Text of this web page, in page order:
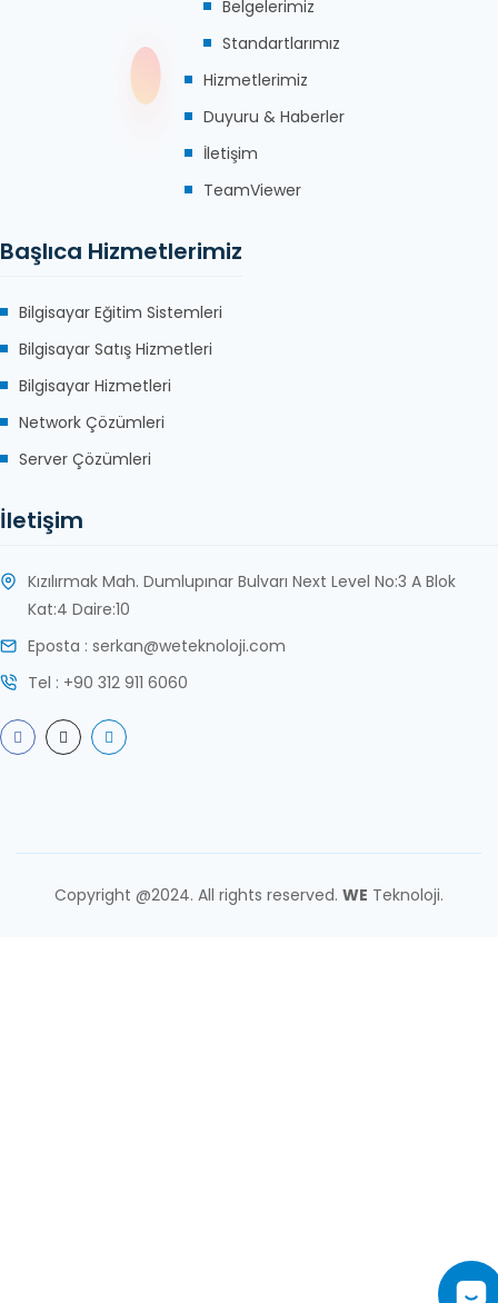
Belgelerimiz
Standartlarımız
Hizmetlerimiz
Duyuru & Haberler
İletişim
TeamViewer
Başlıca Hizmetlerimiz
Bilgisayar Eğitim Sistemleri
Bilgisayar Satış Hizmetleri
Bilgisayar Hizmetleri
Network Çözümleri
Server Çözümleri
İletişim
Kızılırmak Mah. Dumlupınar Bulvarı Next Level No:3 A Blok
Kat:4 Daire:10
Eposta : serkan@weteknoloji.com
Tel : +90 312 911 6060
Copyright @2024. All rights reserved. WE Teknoloji.